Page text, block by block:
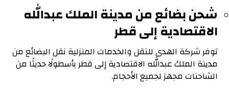
شحن بضائع من مدينة الملك عبدالله
الاقتصادية إلى قطر
توفر شركة الهدى للنقل والخدمات المنزلية نقل البضائع من
مدينة الملك عبدالله الاقتصادية إلى قطر بأسطولًا حديثًا من
الشاحنات مجهز لجميع الأحجام.